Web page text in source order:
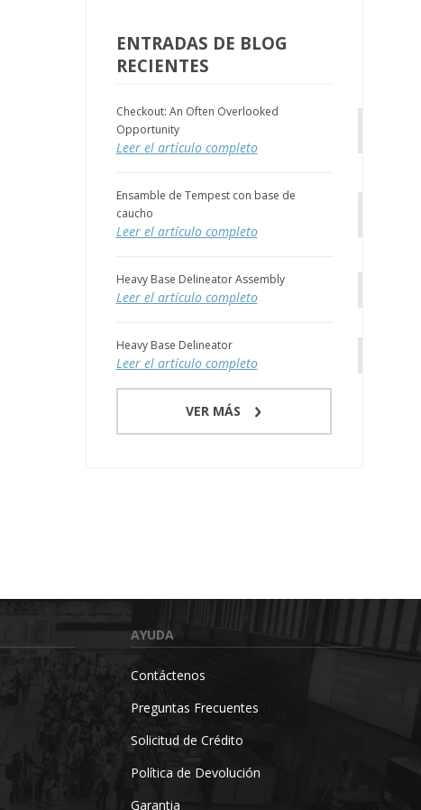
ENTRADAS DE BLOG
RECIENTES
Checkout: An Often Overlooked
Opportunity
Leer el artículo completo
Ensamble de Tempest con base de
caucho
Leer el artículo completo
Heavy Base Delineator Assembly
Leer el artículo completo
Heavy Base Delineator
Leer el artículo completo
VER MÁS
AYUDA
Contáctenos
Preguntas Frecuentes
Solicitud de Crédito
Política de Devolución
Garantia